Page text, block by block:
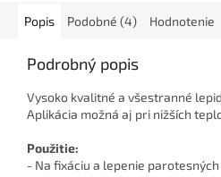
Popis Podobné (4) Hodnotenie
Podrobný popis
Vysoko kvalitné a všestranné
Aplikácia možná aj pri nižších
Použitie:
- Na fixáciu a lepenie